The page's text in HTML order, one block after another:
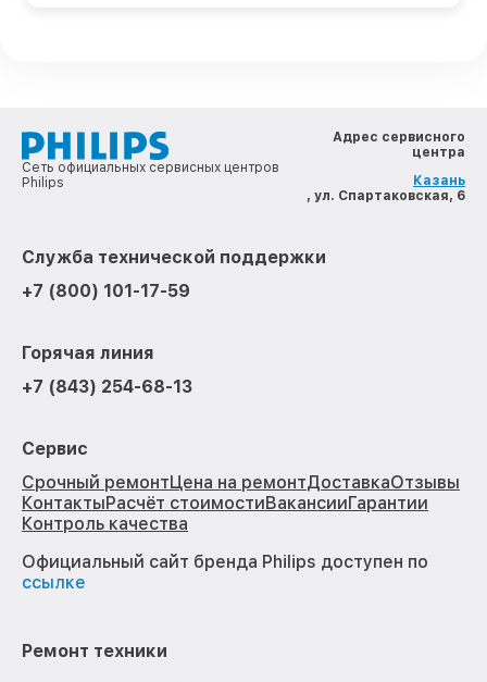
Сеть официальных сервисных центров
Philips
Адрес сервисного
центра
Казань
, ул. Спартаковская, 6
Служба технической поддержки
+7 (800) 101-17-59
Горячая линия
+7 (843) 254-68-13
Сервис
Срочный ремонтЦена на ремонтДоставкаОтзывы
КонтактыРасчёт стоимостиВакансииГарантии
Контроль качества
Официальный сайт бренда Philips доступен по
ссылке
Ремонт техники